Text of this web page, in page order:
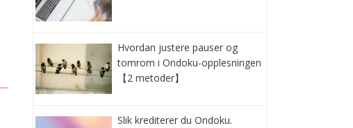
Hvordan justere pauser og
tomrom i Ondoku-opplesningen
【2 metoder】
Slik krediterer du Ondoku.